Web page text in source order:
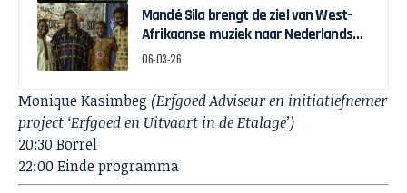
Mandé Sila brengt de ziel van West-
Afrikaanse muziek naar Nederlands
podium
06-03-26
Monique Kasimbeg (Erfgoed Adviseur en initiatiefnemer
project ‘Erfgoed en Uitvaart in de Etalage’)
20:30 Borrel
22:00 Einde programma